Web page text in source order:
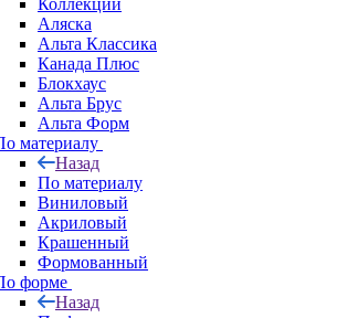
Коллекции
Аляска
Альта Классика
Канада Плюс
Блокхаус
Альта Брус
Альта Форм
материалу
Назад
По материалу
Виниловый
Акриловый
Крашенный
Формованный
форме
Назад